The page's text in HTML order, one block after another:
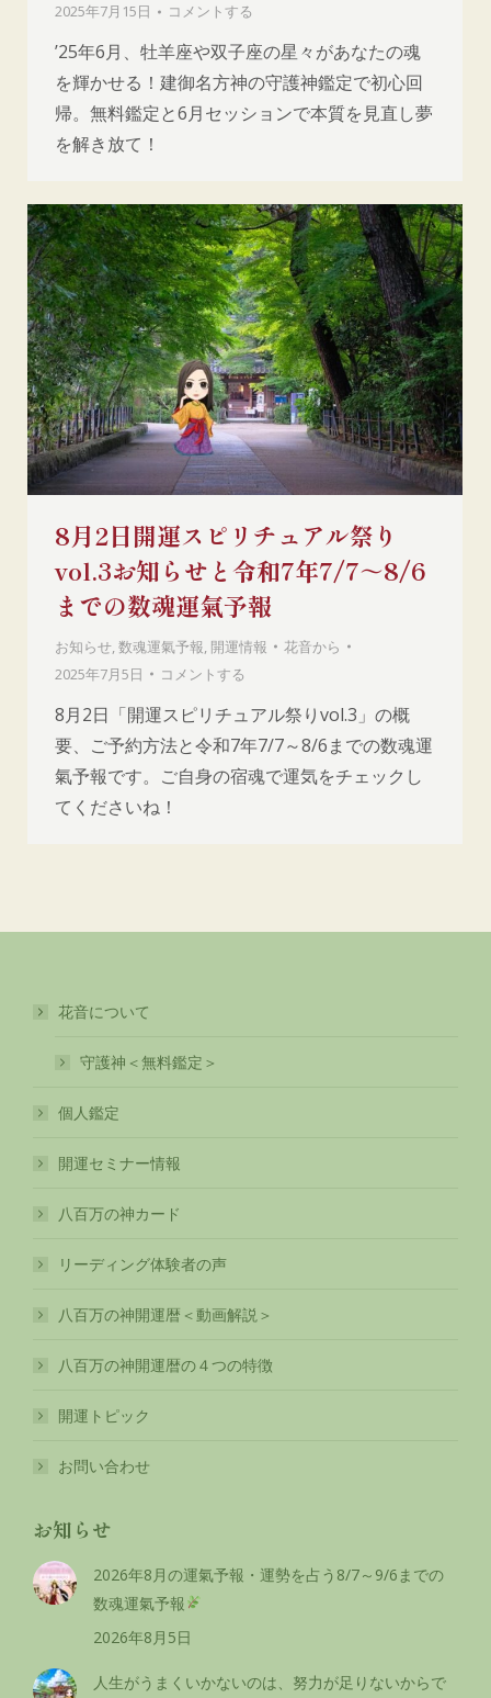
2025年7月15日
コメントする
’25年6月、牡羊座や双子座の星々があなたの魂
を輝かせる！建御名方神の守護神鑑定で初心回
帰。無料鑑定と6月セッションで本質を見直し夢
を解き放て！
8月2日開運スピリチュアル祭り
vol.3お知らせと令和7年7/7～8/6
までの数魂運氣予報
お知らせ,数魂運氣予報, 開運情報 花音から
2025年7月5日
コメントする
8月2日「開運スピリチュアル祭りvol.3」の概
要、ご予約方法と令和7年7/7～8/6までの数魂運
氣予報です。ご自身の宿魂で運気をチェックし
てくださいね！
花音について
守護神＜無料鑑定＞
個人鑑定
開運セミナー情報
八百万の神カード
リーディング体験者の声
八百万の神開運暦＜動画解説＞
八百万の神開運暦の４つの特徴
開運トピック
お問い合わせ
お知らせ
2026年8月の運氣予報・運勢を占う8/7～9/6までの
数魂運氣予報
2026年8月5日
人生がうまくいかないのは、努力が足りないからで